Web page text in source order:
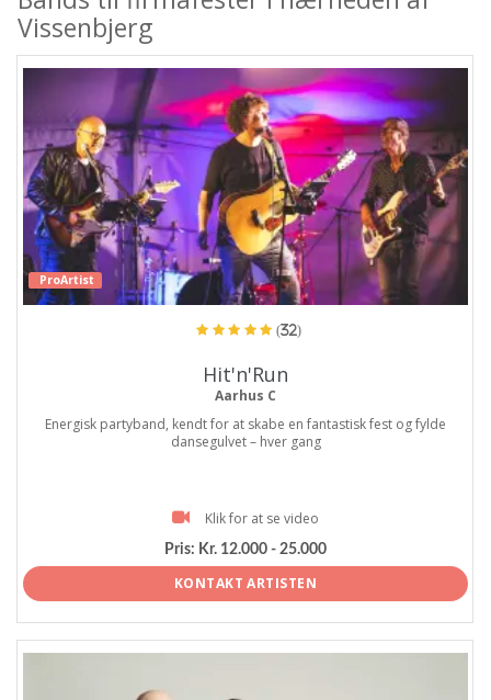
Vissenbjerg
ProArtist
(32)
Hit'n'Run
Aarhus C
Energisk partyband, kendt for at skabe en fantastisk fest og fylde
dansegulvet – hver gang
Klik for at se video
Pris: Kr. 12.000 - 25.000
KONTAKT ARTISTEN